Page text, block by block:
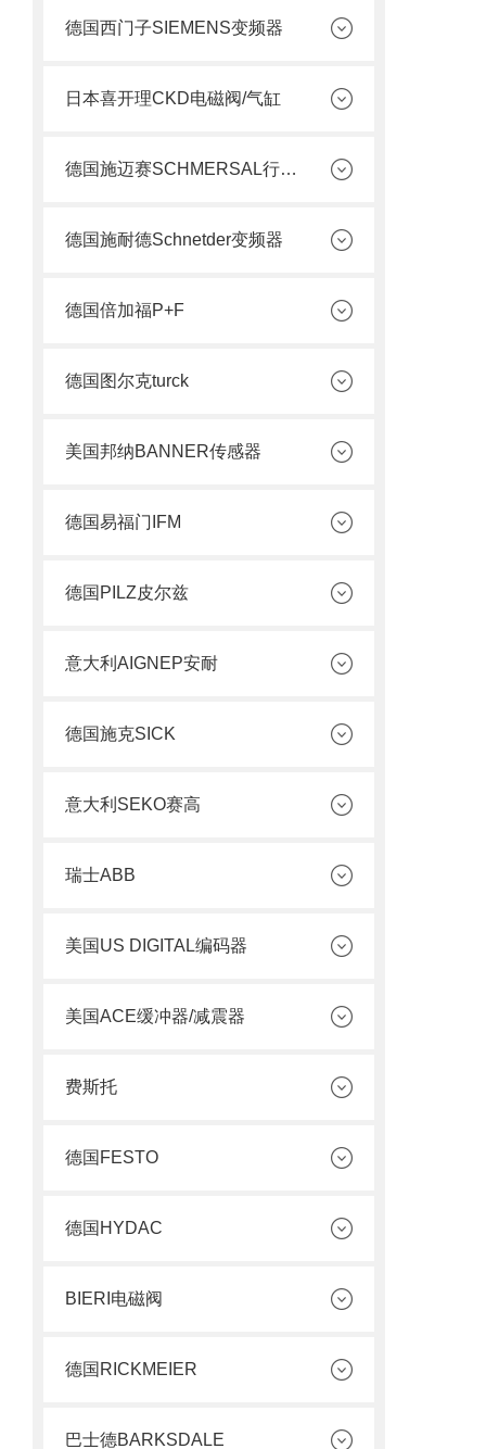
德国西门子SIEMENS变频器
日本喜开理CKD电磁阀/气缸
德国施迈赛SCHMERSAL行程开关
德国施耐德Schnetder变频器
德国倍加福P+F
德国图尔克turck
美国邦纳BANNER传感器
德国易福门IFM
德国PILZ皮尔兹
意大利AIGNEP安耐
德国施克SICK
意大利SEKO赛高
瑞士ABB
美国US DIGITAL编码器
美国ACE缓冲器/减震器
费斯托
德国FESTO
德国HYDAC
BIERI电磁阀
德国RICKMEIER
巴士德BARKSDALE